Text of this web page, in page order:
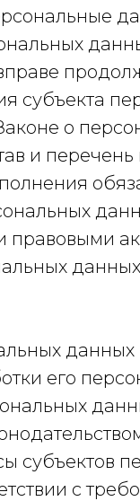
субъекта
о
и
правовыми
его
субъектов
с